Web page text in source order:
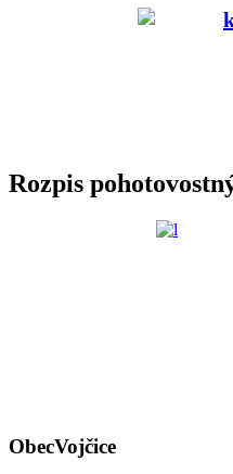
Rozpis
ObecVojčice